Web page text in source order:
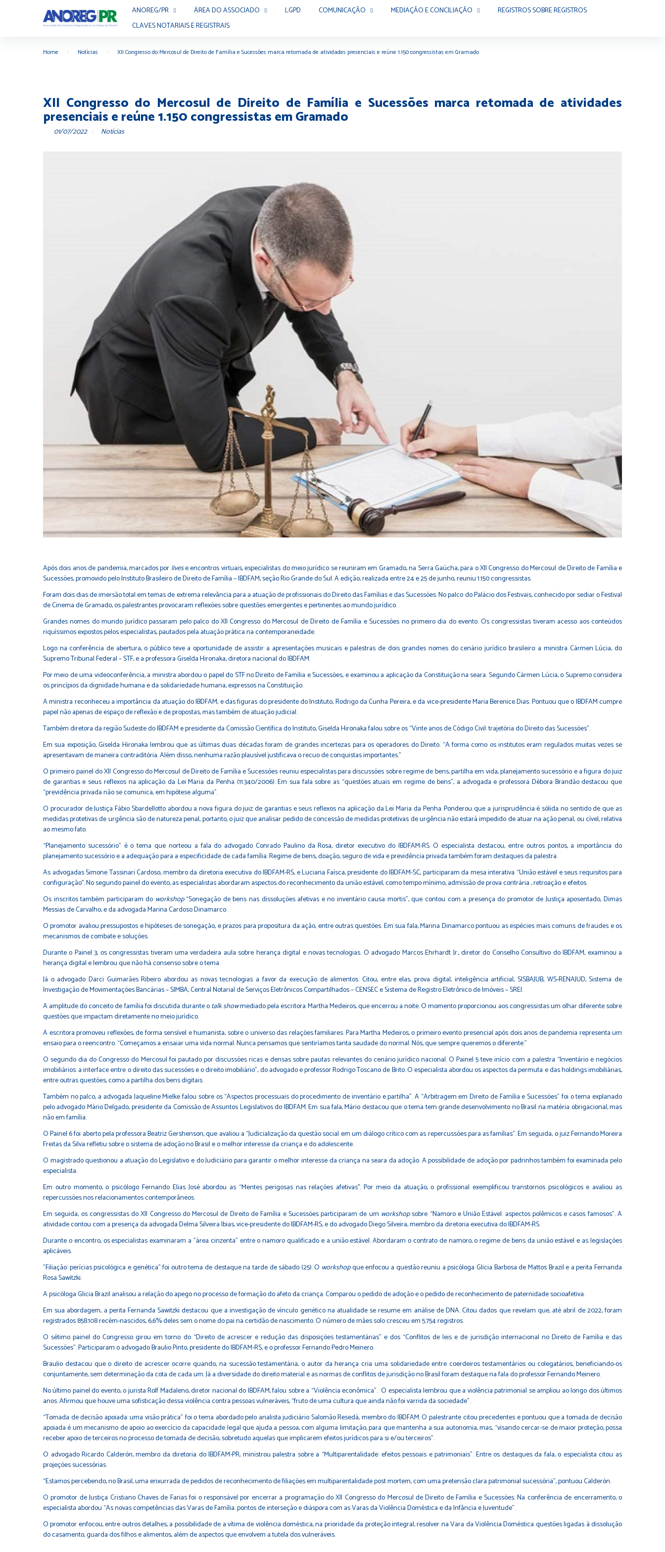
ANOREG/PR ÁREA DO ASSOCIADO LGPD COMUNICAÇÃO MEDIAÇÃO E CONCILIAÇÃO
REGISTROS SOBRE REGISTROS
CLAVES NOTARIAIS E REGISTRAIS
Home Notícias XII Congresso do Mercosul de Direito de Família e Sucessões marca retomada de atividades presenciais e reúne 1.150 congressistas em Gramado
XII Congresso do Mercosul de Direito de Família e Sucessões marca retomada de atividades
presenciais e reúne 1.150 congressistas em Gramado
01/07/2022 Notícias
Após dois anos de pandemia, marcados por livese encontros virtuais, especialistas do meio jurídico se reuniram em Gramado, na Serra Gaúcha, para o XII Congresso do Mercosul de Direito de Família e
Sucessões, promovido pelo Instituto Brasileiro de Direito de Família – IBDFAM, seção Rio Grande do Sul. A edição, realizada entre 24 e 25 de junho, reuniu 1.150 congressistas.
Foram dois dias de imersão total em temas de extrema relevância para a atuação de profissionais do Direito das Famílias e das Sucessões. No palco do Palácio dos Festivais, conhecido por sediar o Festival
de Cinema de Gramado, os palestrantes provocaram reflexões sobre questões emergentes e pertinentes ao mundo jurídico.
Grandes nomes do mundo jurídico passaram pelo palco do XII Congresso do Mercosul de Direito de Família e Sucessões no primeiro dia do evento. Os congressistas tiveram acesso aos conteúdos
riquíssimos expostos pelos especialistas, pautados pela atuação prática na contemporaneidade.
Logo na conferência de abertura, o público teve a oportunidade de assistir a apresentações musicais e palestras de dois grandes nomes do cenário jurídico brasileiro: a ministra Cármen Lúcia, do
Supremo Tribunal Federal – STF, e a professora Giselda Hironaka, diretora nacional do IBDFAM.
Por meio de uma videoconferência, a ministra abordou o papel do STF no Direito de Família e Sucessões, e examinou a aplicação da Constituição na seara. Segundo Cármen Lúcia, o Supremo considera
os princípios da dignidade humana e da solidariedade humana, expressos na Constituição.
A ministra reconheceu a importância da atuação do IBDFAM, e das figuras do presidente do Instituto, Rodrigo da Cunha Pereira, e da vice-presidente Maria Berenice Dias. Pontuou que o IBDFAM cumpre
papel não apenas de espaço de reflexão e de propostas, mas também de atuação judicial.
Também diretora da região Sudeste do IBDFAM e presidente da Comissão Científica do Instituto, Giselda Hironaka falou sobre os “Vinte anos de Código Civil: trajetória do Direito das Sucessões”.
Em sua exposição, Giselda Hironaka lembrou que as últimas duas décadas foram de grandes incertezas para os operadores do Direito. “A forma como os institutos eram regulados muitas vezes se
apresentavam de maneira contraditória. Além disso, nenhuma razão plausível justificava o recuo de conquistas importantes.”
O primeiro painel do XII Congresso do Mercosul de Direito de Família e Sucessões reuniu especialistas para discussões sobre regime de bens, partilha em vida, planejamento sucessório e a figura do juiz
de garantias e seus reflexos na aplicação da Lei Maria da Penha (11.340/2006). Em sua fala sobre as “questões atuais em regime de bens”, a advogada e professora Débora Brandão destacou que
“previdência privada não se comunica, em hipótese alguma”.
O procurador de Justiça Fábio Sbardellotto abordou a nova figura do juiz de garantias e seus reflexos na aplicação da Lei Maria da Penha. Ponderou que a jurisprudência é sólida no sentido de que as
medidas protetivas de urgência são de natureza penal, portanto, o juiz que analisar pedido de concessão de medidas protetivas de urgência não estará impedido de atuar na ação penal, ou cível, relativa
ao mesmo fato.
“Planejamento sucessório” é o tema que norteou a fala do advogado Conrado Paulino da Rosa, diretor executivo do IBDFAM-RS. O especialista destacou, entre outros pontos, a importância do
planejamento sucessório e a adequação para a especificidade de cada família. Regime de bens, doação, seguro de vida e previdência privada também foram destaques da palestra.
As advogadas Simone Tassinari Cardoso, membro da diretoria executiva do IBDFAM-RS, e Luciana Faísca, presidente do IBDFAM-SC, participaram da mesa interativa “União estável e seus requisitos para
configuração''. No segundo painel do evento, as especialistas abordaram aspectos do reconhecimento da união estável, como tempo mínimo, admissão de prova contrária , retroação e efeitos.
Os inscritos também participaram do workshop“Sonegação de bens nas dissoluções afetivas e no inventário causa mortis”, que contou com a presença do promotor de Justiça aposentado, Dimas
Messias de Carvalho, e da advogada Marina Cardoso Dinamarco.
O promotor avaliou pressupostos e hipóteses de sonegação, e prazos para propositura da ação, entre outras questões. Em sua fala, Marina Dinamarco pontuou as espécies mais comuns de fraudes e os
mecanismos de combate e soluções.
Durante o Painel 3, os congressistas tiveram uma verdadeira aula sobre herança digital e novas tecnologias. O advogado Marcos Ehrhardt Jr., diretor do Conselho Consultivo do IBDFAM, examinou a
herança digital e lembrou que não há consenso sobre o tema.
Já o advogado Darci Guimarães Ribeiro abordou as novas tecnologias a favor da execução de alimentos. Citou, entre elas, prova digital, inteligência artificial, SISBAJUB, WS-RENAJUD, Sistema de
Investigação de Movimentações Bancárias – SIMBA, Central Notarial de Serviços Eletrônicos Compartilhados – CENSEC e Sistema de Registro Eletrônico de Imóveis – SREI.
A amplitude do conceito de família foi discutida durante otalk showmediado pela escritora Martha Medeiros, que encerrou a noite. O momento proporcionou aos congressistas um olhar diferente sobre
questões que impactam diretamente no meio jurídico.
A escritora promoveu reflexões, de forma sensível e humanista, sobre o universo das relações familiares. Para Martha Medeiros, o primeiro evento presencial após dois anos de pandemia representa um
ensaio para o reencontro. “Começamos a ensaiar uma vida normal. Nunca pensamos que sentiríamos tanta saudade do normal. Nós, que sempre queremos o diferente."
O segundo dia do Congresso do Mercosul foi pautado por discussões ricas e densas sobre pautas relevantes do cenário jurídico nacional. O Painel 5 teve início com a palestra “Inventário e negócios
imobiliários: a interface entre o direito das sucessões e o direito imobiliário”, do advogado e professor Rodrigo Toscano de Brito. O especialista abordou os aspectos da permuta e das holdings imobiliárias,
entre outras questões, como a partilha dos bens digitais.
Também no palco, a advogada Jaqueline Mielke falou sobre os “Aspectos processuais do procedimento de inventário e partilha”. A “Arbitragem em Direito de Família e Sucessões” foi o tema explanado
pelo advogado Mário Delgado, presidente da Comissão de Assuntos Legislativos do IBDFAM. Em sua fala, Mário destacou que o tema tem grande desenvolvimento no Brasil na matéria obrigacional, mas
não em família.
O Painel 6 foi aberto pela professora Beatriz Gershenson, que avaliou a “Judicialização da questão social em um diálogo crítico com as repercussões para as famílias”. Em seguida, o juiz Fernando Moreira
Freitas da Silva refletiu sobre o sistema de adoção no Brasil e o melhor interesse da criança e do adolescente.
O magistrado questionou a atuação do Legislativo e do Judiciário para garantir o melhor interesse da criança na seara da adoção. A possibilidade de adoção por padrinhos também foi examinada pelo
especialista.
Em outro momento, o psicólogo Fernando Elias José abordou as “Mentes perigosas nas relações afetivas''. Por meio da atuação, o profissional exemplificou transtornos psicológicos e avaliou as
repercussões nos relacionamentos contemporâneos.
Em seguida, os congressistas do XII Congresso do Mercosul de Direito de Família e Sucessões participaram de um workshopsobre “Namoro e União Estável: aspectos polêmicos e casos famosos”. A
atividade contou com a presença da advogada Delma Silveira Ibias, vice-presidente do IBDFAM-RS, e do advogado Diego Silveira, membro da diretoria executiva do IBDFAM-RS.
Durante o encontro, os especialistas examinaram a "área cinzenta" entre o namoro qualificado e a união estável. Abordaram o contrato de namoro, o regime de bens da união estável e as legislações
aplicáveis.
"Filiação: perícias psicológica e genética” foi outro tema de destaque na tarde de sábado (25). O workshopque enfocou a questão reuniu a psicóloga Glicia Barbosa de Mattos Brazil e a perita Fernanda
Rosa Sawitzki.
A psicóloga Glicia Brazil analisou a relação do apego no processo de formação do afeto da criança. Comparou o pedido de adoção e o pedido de reconhecimento de paternidade socioafetiva.
Em sua abordagem, a perita Fernanda Sawitzki destacou que a investigação de vínculo genético na atualidade se resume em análise de DNA. Citou dados que revelam que, até abril de 2022, foram
registrados 858.108 recém-nascidos, 6,6% deles sem o nome do pai na certidão de nascimento. O número de mães solo cresceu em 5.754 registros.
O sétimo painel do Congresso girou em torno do “Direito de acrescer e redução das disposições testamentárias” e dos “Conflitos de leis e de jurisdição internacional no Direito de Família e das
Sucessões”. Participaram o advogado Braulio Pinto, presidente do IBDFAM-RS, e o professor Fernando Pedro Meinero.
Braulio destacou que o direito de acrescer ocorre quando, na sucessão testamentária, o autor da herança cria uma solidariedade entre coerdeiros testamentários ou colegatários, beneficiando-os
conjuntamente, sem determinação da cota de cada um. Já a diversidade do direito material e as normas de conflitos de jurisdição no Brasil foram destaque na fala do professor Fernando Meinero.
No último painel do evento, o jurista Rolf Madaleno, diretor nacional do IBDFAM, falou sobre a “Violência econômica”. O especialista lembrou que a violência patrimonial se ampliou ao longo dos últimos
anos. Afirmou que houve uma sofisticação dessa violência contra pessoas vulneráveis, “fruto de uma cultura que ainda não foi varrida da sociedade”.
“Tomada de decisão apoiada: uma visão prática” foi o tema abordado pelo analista judiciário Salomão Resedá, membro do IBDFAM. O palestrante citou precedentes e pontuou que a tomada de decisão
apoiada é um mecanismo de apoio ao exercício da capacidade legal que ajuda a pessoa, com alguma limitação, para que mantenha a sua autonomia, mas, “visando cercar-se de maior proteção, possa
receber apoio de terceiros no processo de tomada de decisão, sobretudo aquelas que implicarem efeitos jurídicos para si e/ou terceiros”.
O advogado Ricardo Calderón, membro da diretoria do IBDFAM-PR, ministrou palestra sobre a “Multiparentalidade: efeitos pessoais e patrimoniais”. Entre os destaques da fala, o especialista citou as
projeções sucessórias.
“Estamos percebendo, no Brasil, uma enxurrada de pedidos de reconhecimento de filiações em multiparentalidade post mortem, com uma pretensão clara patrimonial sucessória”, pontuou Calderón.
O promotor de Justiça Cristiano Chaves de Farias foi o responsável por encerrar a programação do XII Congresso do Mercosul de Direito de Família e Sucessões. Na conferência de encerramento, o
especialista abordou “As novas competências das Varas de Família: pontos de interseção e diáspora com as Varas da Violência Doméstica e da Infância e Juventude”.
O promotor enfocou, entre outros detalhes, a possibilidade de a vítima de violência doméstica, na prioridade da proteção integral, resolver na Vara da Violência Doméstica questões ligadas à dissolução
do casamento, guarda dos filhos e alimentos, além de aspectos que envolvem a tutela dos vulneráveis.